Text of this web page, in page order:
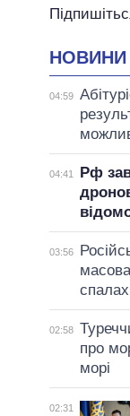
НОВИНИ
04:59
04:41
Рф
03:56
02:58
про
морі
02:31